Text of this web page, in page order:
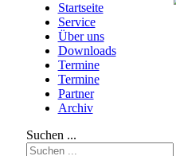
Startseite
Service
Über uns
Downloads
Termine
Termine
Partner
Archiv
Suchen ...